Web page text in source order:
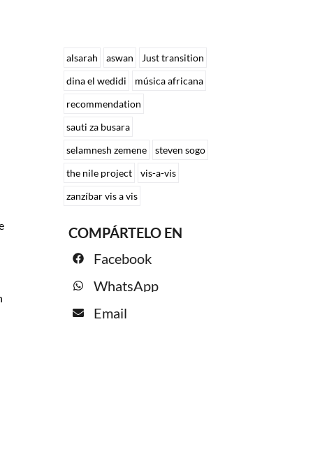
alsarah aswan
Just transition
dina el wedidi
música africana
recommendation
sauti za busara
selamnesh zemene
steven sogo
the nile project
vis-a-vis
zanzíbar vis a vis
COMPÁRTELO EN
Facebook
WhatsApp
Email